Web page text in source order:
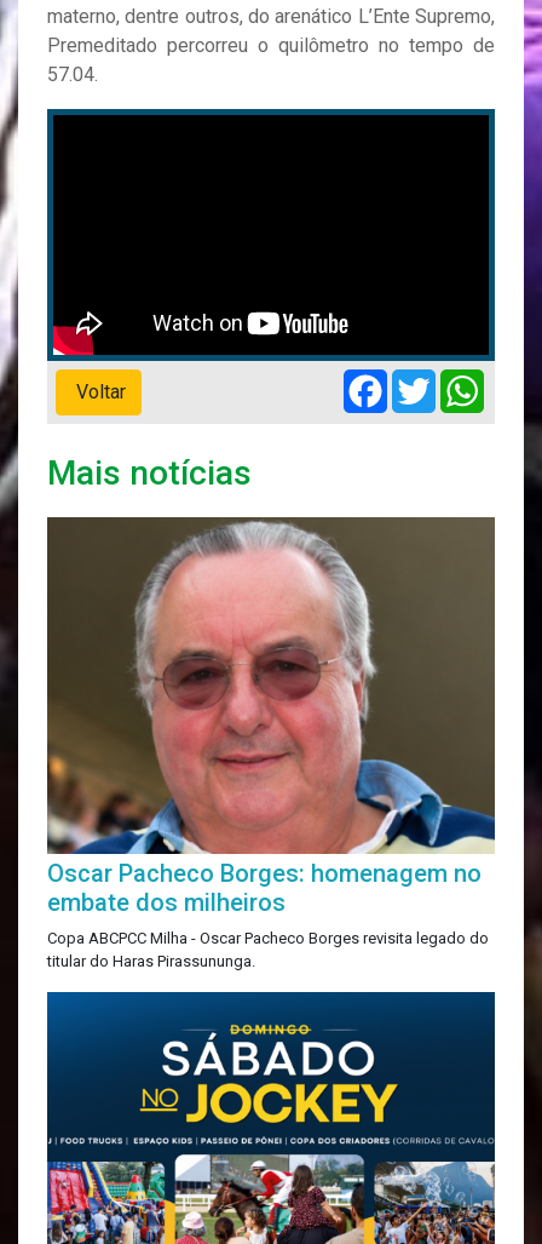
materno, dentre outros, do arenático L’Ente Supremo,
Premeditado percorreu o quilômetro no tempo de
57.04.
Voltar
Facebook
Twitter
Mais notícias
Oscar Pacheco Borges: homenagem no
embate dos milheiros
Copa ABCPCC Milha - Oscar Pacheco Borges revisita legado do
titular do Haras Pirassununga.